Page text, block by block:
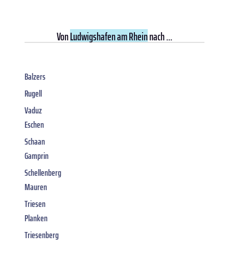
VonLudwigshafen am Rheinnach ...
Balzers
Rugell
Vaduz
Eschen
Schaan
Gamprin
Schellenberg
Mauren
Triesen
Planken
Triesenberg